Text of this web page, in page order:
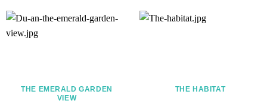
THE EMERALD GARDEN
VIEW
THE HABITAT